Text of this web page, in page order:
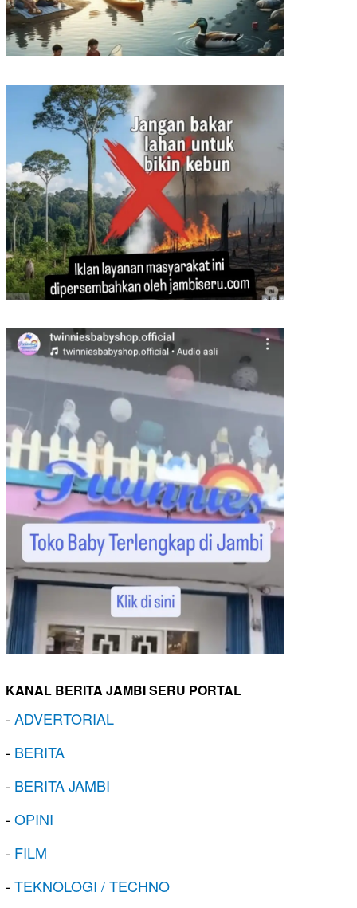
KANAL BERITA JAMBI SERU PORTAL
-ADVERTORIAL
- BERITA
- BERITA JAMBI
-OPINI
- FILM
-TEKNOLOGI / TECHNO